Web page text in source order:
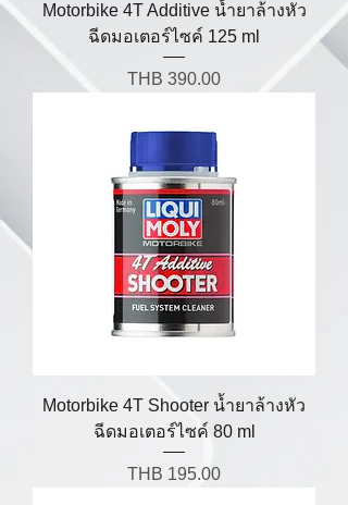
Motorbike 4T Additive น้ำยาล้างหัว
ฉีดมอเตอร์ไซค์ 125 ml
Price
THB 390.00
Motorbike 4T Shooter น้ำยาล้างหัว
ฉีดมอเตอร์ไซค์ 80 ml
Price
THB 195.00